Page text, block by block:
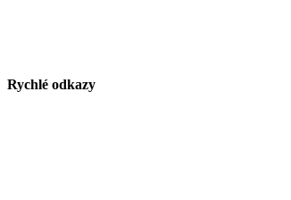
Rychlé odkazy